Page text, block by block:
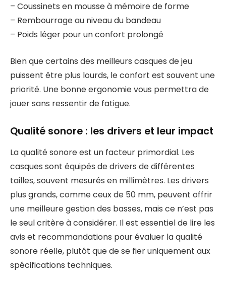
– Coussinets en mousse à mémoire de forme
– Rembourrage au niveau du bandeau
– Poids léger pour un confort prolongé
Bien que certains des meilleurs casques de jeu
puissent être plus lourds, le confort est souvent une
priorité. Une bonne ergonomie vous permettra de
jouer sans ressentir de fatigue.
Qualité sonore : les drivers et leur impact
La qualité sonore est un facteur primordial. Les
casques sont équipés de drivers de différentes
tailles, souvent mesurés en millimètres. Les drivers
plus grands, comme ceux de 50 mm, peuvent offrir
une meilleure gestion des basses, mais ce n’est pas
le seul critère à considérer. Il est essentiel de lire les
avis et recommandations pour évaluer la qualité
sonore réelle, plutôt que de se fier uniquement aux
spécifications techniques.